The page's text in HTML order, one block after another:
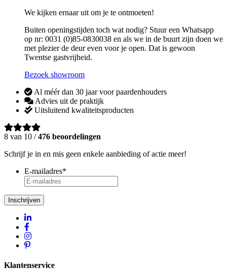
We kijken ernaar uit om je te ontmoeten!
Buiten openingstijden toch wat nodig? Stuur een Whatsapp
op nr: 0031 (0)85-0830038 en als we in de buurt zijn doen we
met plezier de deur even voor je open. Dat is gewoon
Twentse gastvrijheid.
Bezoek showroom
Al méér dan 30 jaar voor paardenhouders
Advies uit de praktijk
Uitsluitend kwaliteitsproducten
8 van 10 /476 beoordelingen
Schrijf je in en mis geen enkele aanbieding of actie meer!
E-mailadres*
Inschrijven
Klantenservice